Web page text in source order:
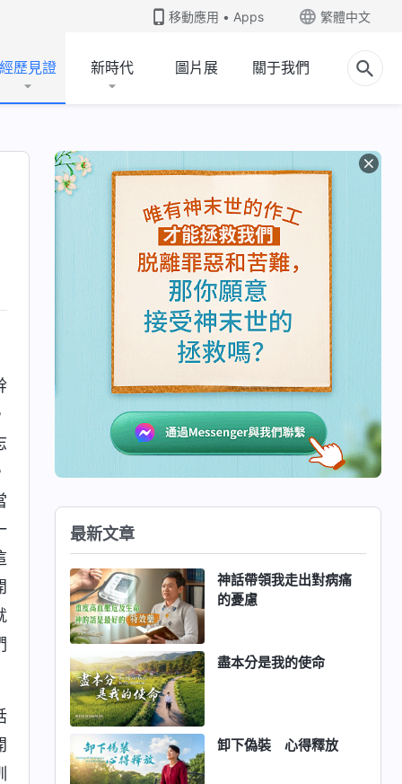
移動應用 • Apps 繁體中文
經歷見證 新時代 圖片展 關于我們
最新文章
神話帶領我走出對病痛
的憂慮
盡本分是我的使命
卸下偽裝 心得釋放